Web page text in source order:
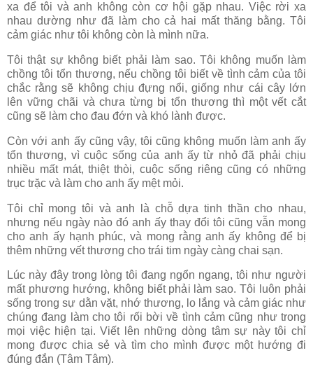
xa để tôi và anh không còn cơ hội gặp nhau. Việc rời xa
nhau dường như đã làm cho cả hai mất thăng bằng. Tôi
cảm giác như tôi không còn là mình nữa.
Tôi thật sự không biết phải làm sao. Tôi không muốn làm
chồng tôi tổn thương, nếu chồng tôi biết về tình cảm của tôi
chắc rằng sẽ không chịu đựng nổi, giống như cái cây lớn
lên vững chãi và chưa từng bị tổn thương thì một vết cắt
cũng sẽ làm cho đau đớn và khó lành được.
Còn với anh ấy cũng vậy, tôi cũng không muốn làm anh ấy
tổn thương, vì cuộc sống của anh ấy từ nhỏ đã phải chịu
nhiều mất mát, thiệt thòi, cuộc sống riêng cũng có những
trục trặc và làm cho anh ấy mệt mỏi.
Tôi chỉ mong tôi và anh là chỗ dựa tinh thần cho nhau,
nhưng nếu ngày nào đó anh ấy thay đổi tôi cũng vẫn mong
cho anh ấy hạnh phúc, và mong rằng anh ấy không để bị
thêm những vết thương cho trái tim ngày càng chai sạn.
Lúc này đây trong lòng tôi đang ngổn ngang, tôi như người
mất phương hướng, không biết phải làm sao. Tôi luôn phải
sống trong sự dằn vặt, nhớ thương, lo lắng và cảm giác như
chúng đang làm cho tôi rối bời về tình cảm cũng như trong
mọi việc hiện tại. Viết lên những dòng tâm sự này tôi chỉ
mong được chia sẻ và tìm cho mình được một hướng đi
đúng đắn (Tâm Tâm).